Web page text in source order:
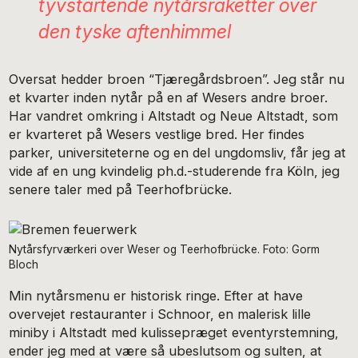
tyvstartende nytårsraketter over
den tyske aftenhimmel
Oversat hedder broen “Tjæregårdsbroen”. Jeg står nu
et kvarter inden nytår på en af Wesers andre broer.
Har vandret omkring i Altstadt og Neue Altstadt, som
er kvarteret på Wesers vestlige bred. Her findes
parker, universiteterne og en del ungdomsliv, får jeg at
vide af en ung kvindelig ph.d.-studerende fra Köln, jeg
senere taler med på Teerhofbrücke.
Nytårsfyrværkeri over Weser og Teerhofbrücke. Foto: Gorm
Bloch
Min nytårsmenu er historisk ringe. Efter at have
overvejet restauranter i Schnoor, en malerisk lille
miniby i Altstadt med kulissepræget eventyrstemning,
ender jeg med at være så ubeslutsom og sulten, at